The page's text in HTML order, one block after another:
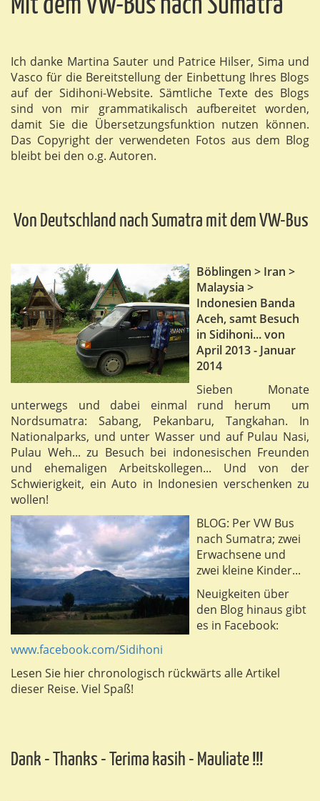
Mit dem VW-Bus nach Sumatra
Ich danke Martina Sauter und Patrice Hilser, Sima und
Vasco für die Bereitstellung der Einbettung Ihres Blogs
auf der Sidihoni-Website. Sämtliche Texte des Blogs
sind von mir grammatikalisch aufbereitet worden,
damit Sie die Übersetzungsfunktion nutzen können.
Das Copyright der verwendeten Fotos aus dem Blog
bleibt bei den o.g. Autoren.
Von Deutschland nach Sumatra mit dem VW-Bus
Böblingen > Iran >
Malaysia >
Indonesien Banda
Aceh, samt Besuch
in Sidihoni... von
April 2013 - Januar
2014
Sieben Monate
unterwegs und dabei einmal rund herum um
Nordsumatra: Sabang, Pekanbaru, Tangkahan. In
Nationalparks, und unter Wasser und auf Pulau Nasi,
Pulau Weh... zu Besuch bei indonesischen Freunden
und ehemaligen Arbeitskollegen... Und von der
Schwierigkeit, ein Auto in Indonesien verschenken zu
wollen!
BLOG: Per VW Bus
nach Sumatra; zwei
Erwachsene und
zwei kleine Kinder...
Neuigkeiten über
den Blog hinaus gibt
es in Facebook:
www.facebook.com/Sidihoni
Lesen Sie hier chronologisch rückwärts alle Artikel
dieser Reise. Viel Spaß!
Dank - Thanks - Terima kasih - Mauliate !!!